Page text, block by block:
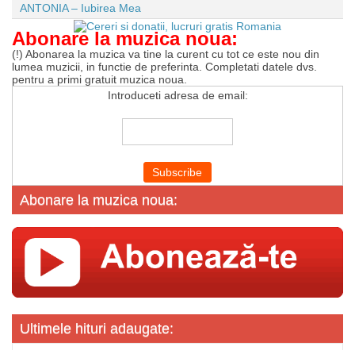
ANTONIA – Iubirea Mea
Abonare la muzica noua:
(!) Abonarea la muzica va tine la curent cu tot ce este nou din
lumea muzicii, in functie de preferinta. Completati datele dvs.
pentru a primi gratuit muzica noua.
Introduceti adresa de email:
Abonare la muzica noua:
Ultimele hituri adaugate: